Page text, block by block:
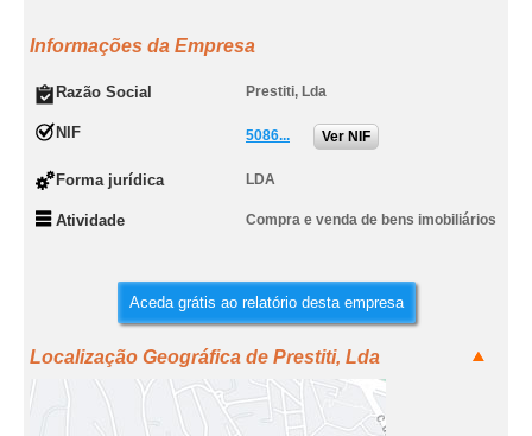
Informações da Empresa
Razão Social Prestiti, Lda
NIF 5086... Ver NIF
Forma jurídica LDA
Atividade Compra e venda de bens imobiliários
Aceda grátis ao relatório desta empresa
Localização Geográfica de Prestiti, Lda